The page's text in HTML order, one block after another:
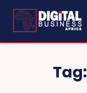
Tag: